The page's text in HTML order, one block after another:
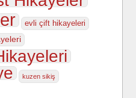
evli çift hikayeleri
kuzen sikiş